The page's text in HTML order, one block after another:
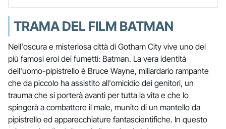
TRAMA DEL FILM BATMAN
Nell'oscura e misteriosa città di Gotham City vive uno dei
più famosi eroi dei fumetti: Batman. La vera identità
dell'uomo-pipistrello è Bruce Wayne, miliardario rampante
che da piccolo ha assistito all'omicidio dei genitori, un
trauma che si porterà avanti per tutta la vita e che lo
spingerà a combattere il male, munito di un mantello da
pipistrello ed apparecchiature fantascientifiche. In questo